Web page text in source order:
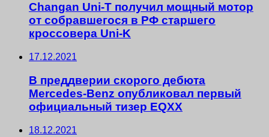
Changan Uni-T получил мощный мотор
от собравшегося в РФ старшего
кроссовера Uni-K
17.12.2021
В преддверии скорого дебюта
Mercedes-Benz опубликовал первый
официальный тизер EQXX
18.12.2021